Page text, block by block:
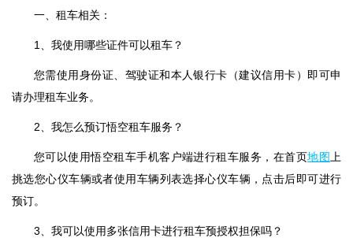
一、租车相关：
1、我使用哪些证件可以租车？
您需使用身份证、驾驶证和本人银行卡（建议信用卡）即可申
请办理租车业务。
2、我怎么预订悟空租车服务？
您可以使用悟空租车手机客户端进行租车服务，在首页地图上
挑选您心仪车辆或者使用车辆列表选择心仪车辆，点击后即可进行
预订。
3、我可以使用多张信用卡进行租车预授权担保吗？